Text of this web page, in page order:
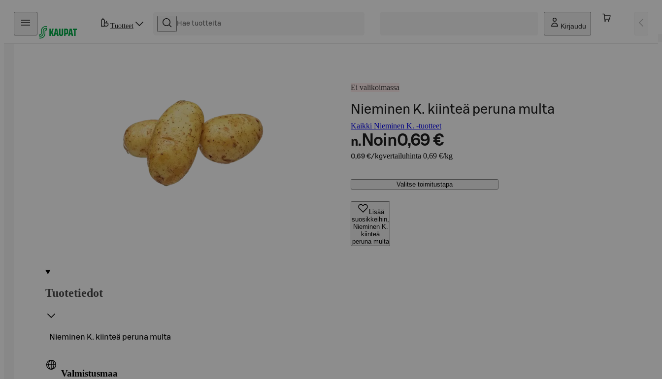
Hyppää sisältöön
Tuotteet Kirjaudu
Ei valikoimassa
Nieminen K. kiinteä peruna multa
Kaikki Nieminen K. -tuotteet
n. Noin0,69 €
0,69 €/kgvertailuhinta 0,69 €/kg
Valitse toimitustapa
Lisää
suosikkeihin,
Nieminen K.
kiinteä
peruna multa
Tuotetiedot
Nieminen K. kiinteä peruna multa
Valmistusmaa